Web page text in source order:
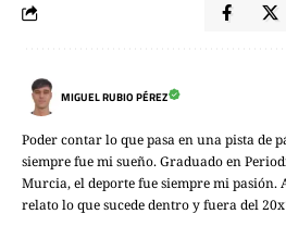
MIGUEL RUBIO PÉREZ
Poder contar lo que pasa en una pista de
siempre fue mi sueño. Graduado en
Murcia, el deporte fue siempre mi pasión.
relato lo que sucede dentro y fuera del